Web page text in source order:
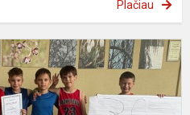
Plačiau